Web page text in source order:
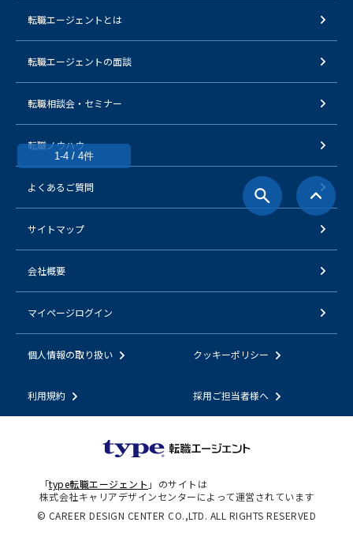
1-4 / 4件
転職エージェントとは
転職エージェントの面談
転職相談会・セミナー
転職ノウハウ
よくあるご質問
サイトマップ
会社概要
マイページログイン
個人情報の取り扱い クッキーポリシー
利用規約 採用ご担当者様へ
「type転職エージェント 」のサイトは
株式会社キャリアデザインセンターによって運営されています
© CAREER DESIGN CENTER CO.,LTD. ALL RIGHTS RESERVED